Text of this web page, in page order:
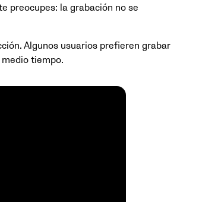
preocupes: la grabación no se
Algunos usuarios prefieren grabar
tiempo.